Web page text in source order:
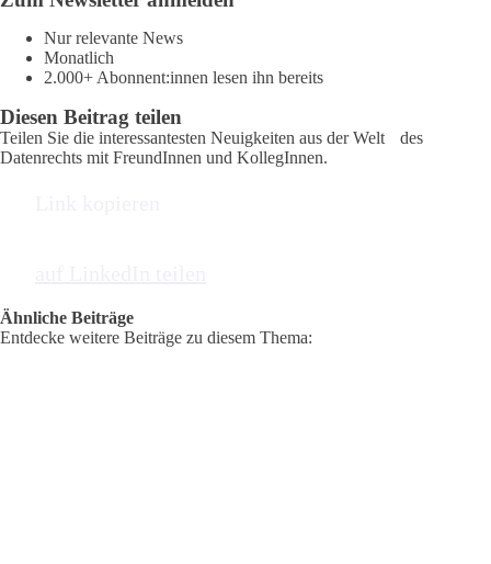
Nur relevante News
Monatlich
2.000+ Abonnent:innen lesen ihn bereits
Diesen Beitrag teilen
Teilen Sie die interessantesten Neuigkeiten aus der Welt des
Datenrechts mit FreundInnen und KollegInnen.
Ähnliche Beiträge
Entdecke weitere Beiträge zu diesem Thema: